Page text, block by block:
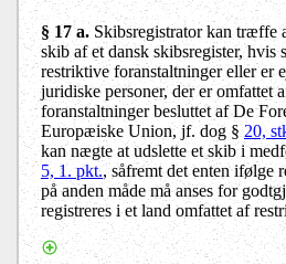
§ 17 a.Skibsregistrator kan træffe
skib af et dansk skibsregister, hvis
restriktive foranstaltninger eller er
juridiske personer, der er omfattet
foranstaltninger besluttet af De
Europæiske Union, jf. dog § 20,
kan nægte at udslette et skib i
5, 1. pkt., såfremt det enten ifølge
på anden måde må anses for
registreres i et land omfattet af